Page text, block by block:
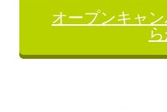
オープンキャ